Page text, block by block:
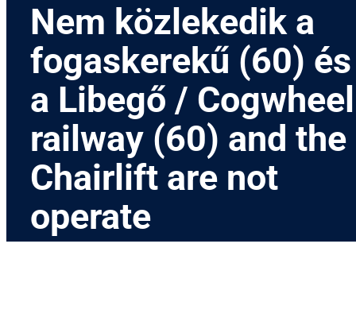
Nem közlekedik a
fogaskerekű (60) és
a Libegő / Cogwheel
railway (60) and the
Chairlift are not
operate